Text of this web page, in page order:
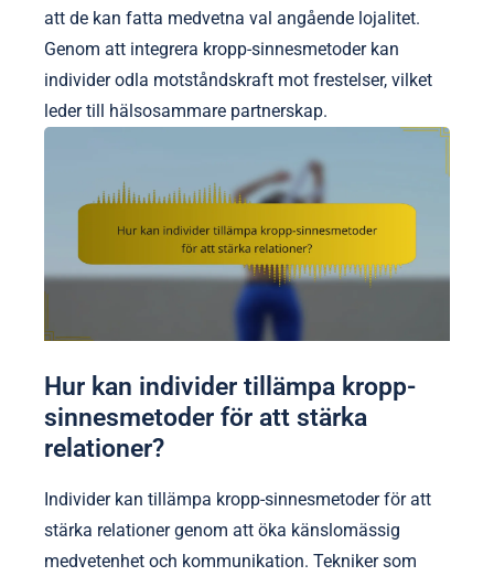
att de kan fatta medvetna val angående lojalitet.
Genom att integrera kropp-sinnesmetoder kan
individer odla motståndskraft mot frestelser, vilket
leder till hälsosammare partnerskap.
Hur kan individer tillämpa kropp-
sinnesmetoder för att stärka
relationer?
Individer kan tillämpa kropp-sinnesmetoder för att
stärka relationer genom att öka känslomässig
medvetenhet och kommunikation. Tekniker som